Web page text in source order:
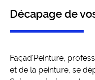
Décapage de
Façad'Peinture,
et de la peinture, se